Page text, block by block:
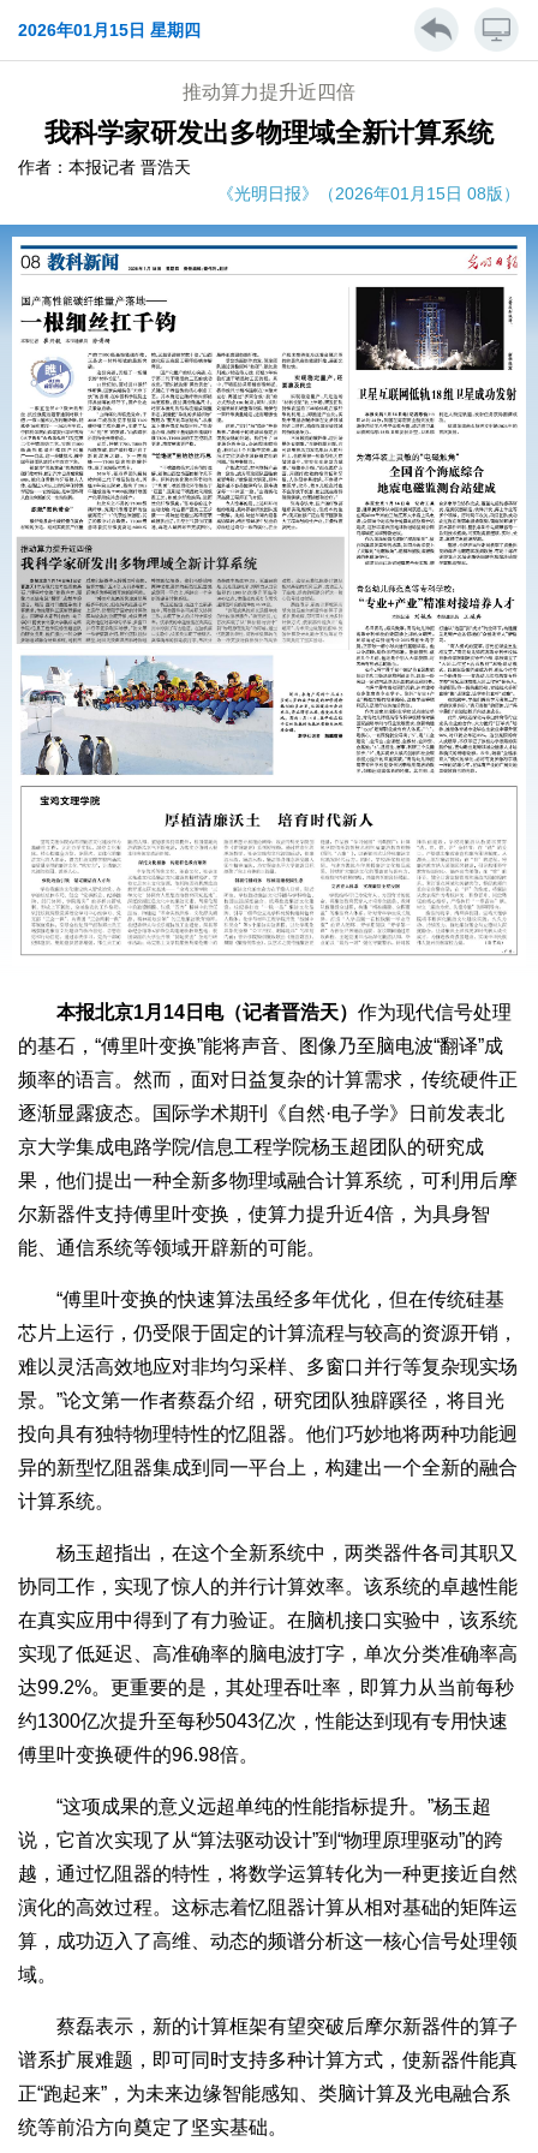
2026年01月15日 星期四
推动算力提升近四倍
我科学家研发出多物理域全新计算系统
作者：本报记者 晋浩天
《光明日报》（2026年01月15日 08版）
本报北京1月14日电（记者晋浩天） 作为现代信号处理
的基石，“傅里叶变换”能将声音、图像乃至脑电波“翻译”成
频率的语言。然而，面对日益复杂的计算需求，传统硬件正
逐渐显露疲态。国际学术期刊《自然·电子学》日前发表北
京大学集成电路学院/信息工程学院杨玉超团队的研究成
果，他们提出一种全新多物理域融合计算系统，可利用后摩
尔新器件支持傅里叶变换，使算力提升近4倍，为具身智
能、通信系统等领域开辟新的可能。
“傅里叶变换的快速算法虽经多年优化，但在传统硅基
芯片上运行，仍受限于固定的计算流程与较高的资源开销，
难以灵活高效地应对非均匀采样、多窗口并行等复杂现实场
景。”论文第一作者蔡磊介绍，研究团队独辟蹊径，将目光
投向具有独特物理特性的忆阻器。他们巧妙地将两种功能迥
异的新型忆阻器集成到同一平台上，构建出一个全新的融合
计算系统。
杨玉超指出，在这个全新系统中，两类器件各司其职又
协同工作，实现了惊人的并行计算效率。该系统的卓越性能
在真实应用中得到了有力验证。在脑机接口实验中，该系统
实现了低延迟、高准确率的脑电波打字，单次分类准确率高
达99.2%。更重要的是，其处理吞吐率，即算力从当前每秒
约1300亿次提升至每秒5043亿次，性能达到现有专用快速
傅里叶变换硬件的96.98倍。
“这项成果的意义远超单纯的性能指标提升。”杨玉超
说，它首次实现了从“算法驱动设计”到“物理原理驱动”的跨
越，通过忆阻器的特性，将数学运算转化为一种更接近自然
演化的高效过程。这标志着忆阻器计算从相对基础的矩阵运
算，成功迈入了高维、动态的频谱分析这一核心信号处理领
域。
蔡磊表示，新的计算框架有望突破后摩尔新器件的算子
谱系扩展难题，即可同时支持多种计算方式，使新器件能真
正“跑起来”，为未来边缘智能感知、类脑计算及光电融合系
统等前沿方向奠定了坚实基础。